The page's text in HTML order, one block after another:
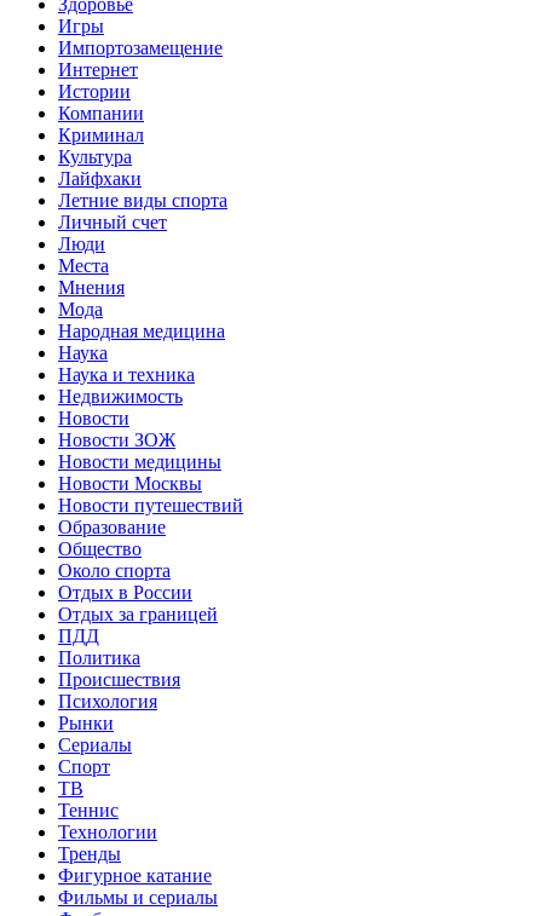
Игры
Импортозамещение
Интернет
Истории
Компании
Криминал
Культура
Лайфхаки
Летние виды спорта
Личный счет
Люди
Места
Мнения
Мода
Народная медицина
Наука
Наука и техника
Недвижимость
Новости
Новости ЗОЖ
Новости медицины
Новости Москвы
Новости путешествий
Образование
Общество
Около спорта
Отдых в России
Отдых за границей
ПДД
Политика
Происшествия
Психология
Рынки
Сериалы
Спорт
ТВ
Теннис
Технологии
Тренды
Фигурное катание
Фильмы и сериалы